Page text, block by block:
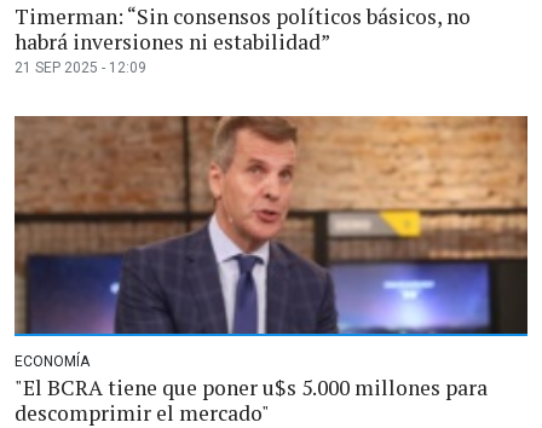
Timerman: “Sin consensos políticos básicos, no
habrá inversiones ni estabilidad”
21 SEP 2025 - 12:09
ECONOMÍA
"El BCRA tiene que poner u$s 5.000 millones para
descomprimir el mercado"